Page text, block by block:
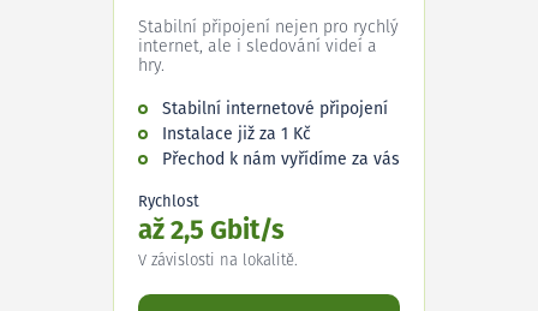
Stabilní připojení nejen pro rychlý
internet, ale i sledování videí a
hry.
Stabilní internetové připojení
Instalace již za 1 Kč
Přechod k nám vyřídíme za vás
Rychlost
až 2,5 Gbit/s
V závislosti na lokalitě.